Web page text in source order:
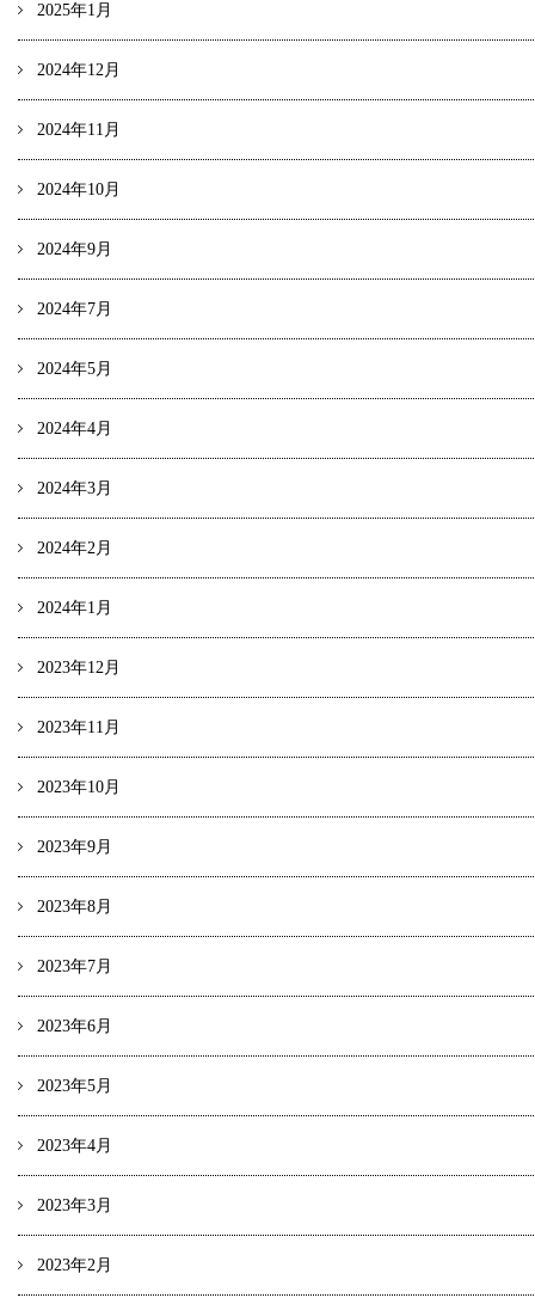
2025年1月
2024年12月
2024年11月
2024年10月
2024年9月
2024年7月
2024年5月
2024年4月
2024年3月
2024年2月
2024年1月
2023年12月
2023年11月
2023年10月
2023年9月
2023年8月
2023年7月
2023年6月
2023年5月
2023年4月
2023年3月
2023年2月